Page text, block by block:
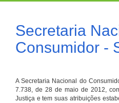
Secretaria
Consumidor -
A Secretaria Nacional do
7.738, de 28 de maio de 2012,
Justiça e tem suas atribuições